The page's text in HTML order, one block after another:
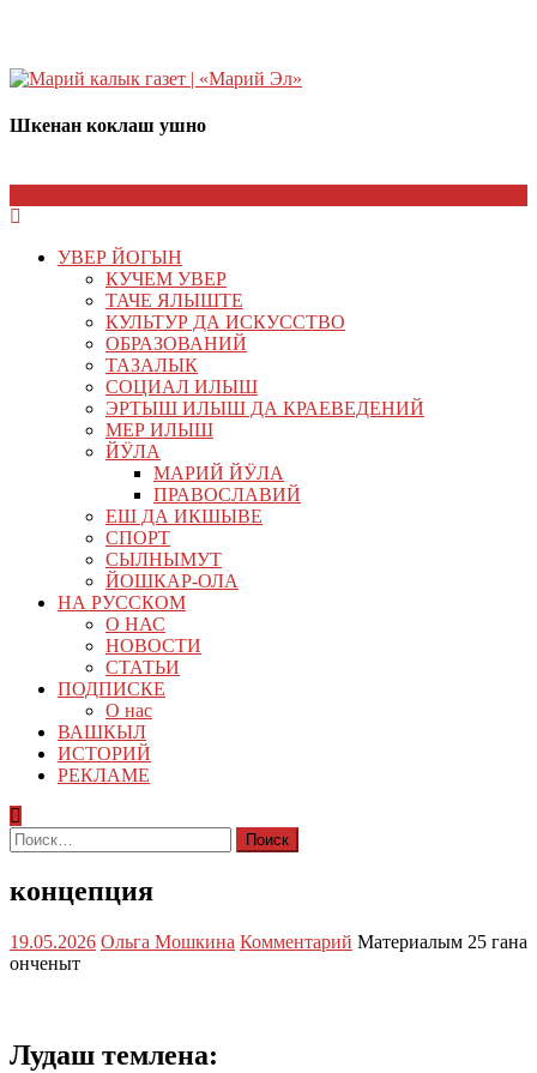
Шкенан коклаш ушно
УВЕР ЙОГЫН
КУЧЕМ УВЕР
ТАЧЕ ЯЛЫШТЕ
КУЛЬТУР ДА ИСКУССТВО
ОБРАЗОВАНИЙ
ТАЗАЛЫК
СОЦИАЛ ИЛЫШ
ЭРТЫШ ИЛЫШ ДА КРАЕВЕДЕНИЙ
МЕР ИЛЫШ
ЙӰЛА
МАРИЙ ЙӰЛА
ПРАВОСЛАВИЙ
ЕШ ДА ИКШЫВЕ
СПОРТ
СЫЛНЫМУТ
ЙОШКАР-ОЛА
НА РУССКОМ
О НАС
НОВОСТИ
СТАТЬИ
ПОДПИСКЕ
О нас
ВАШКЫЛ
ИСТОРИЙ
РЕКЛАМЕ
Найти:
концепция
19.05.2026 Ольга Мошкина Комментарий Материалым 25 гана
онченыт
Лудаш темлена: